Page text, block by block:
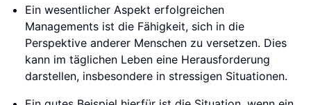
Ein wesentlicher Aspekt erfolgreichen
Managements ist die Fähigkeit, sich in die
Perspektive anderer Menschen zu versetzen. Dies
kann im täglichen Leben eine Herausforderung
darstellen, insbesondere in stressigen Situationen.